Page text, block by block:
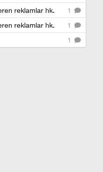
1
reklamlar hk.
1
reklamlar hk.
1